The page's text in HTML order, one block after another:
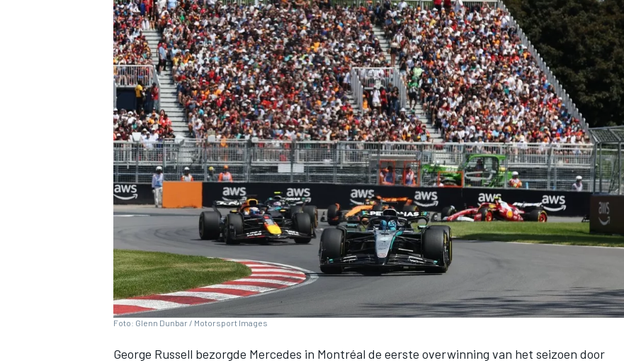
INDYCAR
Foto: Glenn Dunbar / Motorsport Images
George Russell bezorgde Mercedes in Montréal de eerste overwinning van het seizoen door